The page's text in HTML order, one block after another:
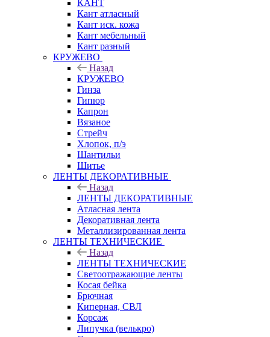
КАНТ
Кант атласный
Кант иск. кожа
Кант мебельный
Кант разный
КРУЖЕВО
Назад
КРУЖЕВО
Гинза
Гипюр
Капрон
Вязаное
Стрейч
Хлопок, п/э
Шантильи
Шитье
ЛЕНТЫ ДЕКОРАТИВНЫЕ
Назад
ЛЕНТЫ ДЕКОРАТИВНЫЕ
Атласная лента
Декоративная лента
Металлизированная лента
ЛЕНТЫ ТЕХНИЧЕСКИЕ
Назад
ЛЕНТЫ ТЕХНИЧЕСКИЕ
Светоотражающие ленты
Косая бейка
Брючная
Киперная, СВЛ
Корсаж
Липучка (велькро)